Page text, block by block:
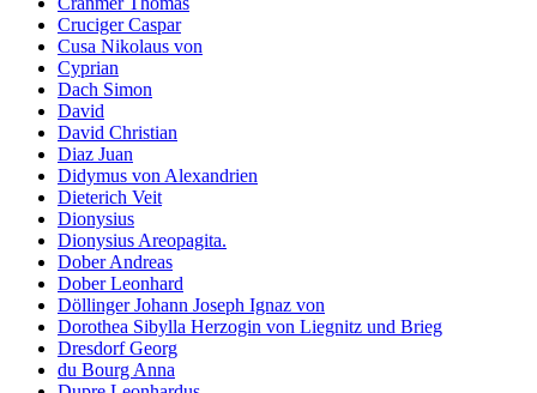
Cruciger Caspar
Cusa Nikolaus von
Cyprian
Dach Simon
David
David Christian
Diaz Juan
Didymus von Alexandrien
Dieterich Veit
Dionysius
Dionysius Areopagita.
Dober Andreas
Dober Leonhard
Döllinger Johann Joseph Ignaz von
Dorothea Sibylla Herzogin von Liegnitz und Brieg
Dresdorf Georg
du Bourg Anna